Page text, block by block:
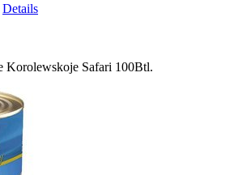
Details
Korolewskoje Safari 100Btl.